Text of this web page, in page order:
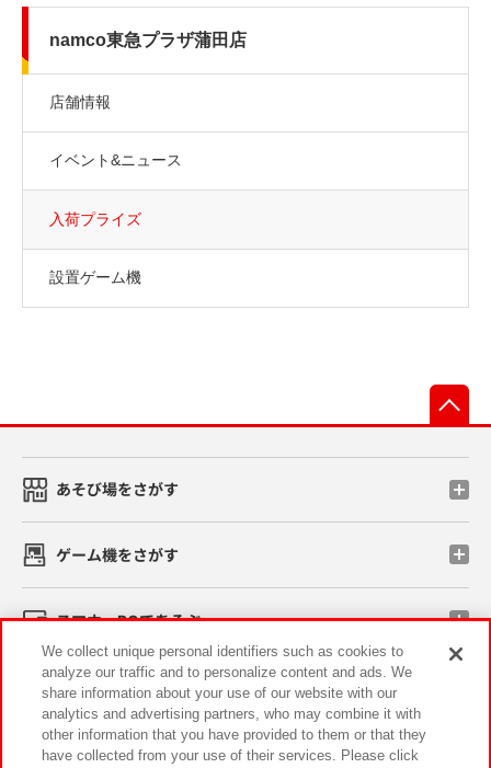
namco東急プラザ蒲田店
店舗情報
イベント&ニュース
入荷プライズ
設置ゲーム機
あそび場をさがす
ゲーム機をさがす
スマホ・PCであそぶ
イベント・キャンペーン
We collect unique personal identifiers such as cookies to
analyze our traffic and to personalize content and ads. We
share information about your use of our website with our
analytics and advertising partners, who may combine it with
other information that you have provided to them or that they
have collected from your use of their services. Please click